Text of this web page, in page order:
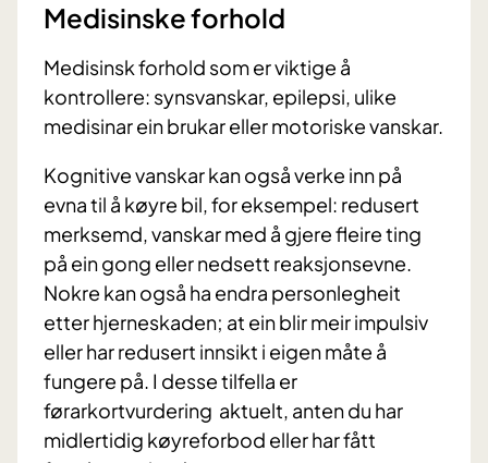
Medisinske forhold
Medisinsk forhold som er viktige å
kontrollere: synsvanskar, epilepsi, ulike
medisinar ein brukar eller motoriske vanskar.
Kognitive vanskar kan også verke inn på
evna til å køyre bil, for eksempel: redusert
merksemd, vanskar med å gjere fleire ting
på ein gong eller nedsett reaksjonsevne.
Nokre kan også ha endra personlegheit
etter hjerneskaden; at ein blir meir impulsiv
eller har redusert innsikt i eigen måte å
fungere på. I desse tilfella er
førarkortvurdering aktuelt, anten du har
midlertidig køyreforbod eller har fått